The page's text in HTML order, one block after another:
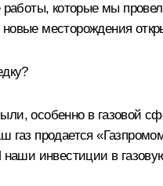
работы, которые мы
месторождения
особенно в газовой
газ продается
наши инвестиции в